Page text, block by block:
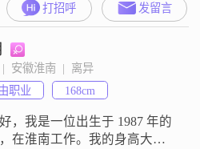
打招呼 发留言
|  安徽淮南  |  离异
职业
168cm
，我是一位出生于 1987 年的
在淮南工作。我的身高大概